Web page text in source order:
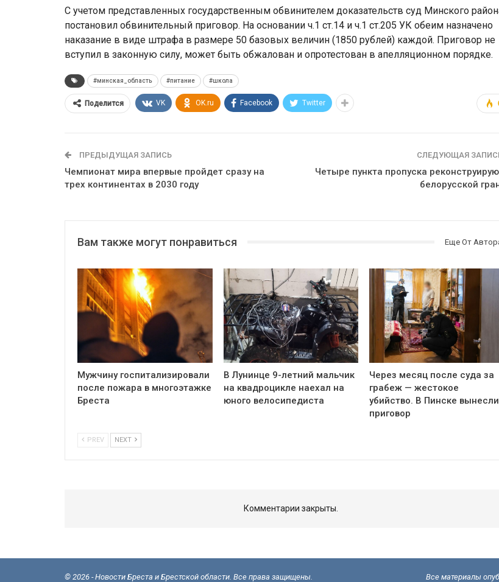
С учетом представленных государственным обвинителем доказательств суд Минского
постановил обвинительный приговор. На основании ч.1 ст.14 и ч.1 ст.205 УК обеим назначено
наказание в виде штрафа в размере 50 базовых величин (1850 рублей) каждой. Приговор не
вступил в законную силу, может быть обжалован и опротестован в апелляционном порядке.
#минская_область #питание #школа
Поделится VK OK.ru Facebook Twitter
ПРЕДЫДУЩАЯ ЗАПИСЬ
Чемпионат мира впервые пройдет сразу на
трех континентах в 2030 году
СЛЕДУЮЩАЯ
Четыре пункта пропуска
белорусской
Вам также могут понравиться Еще От
Мужчину госпитализировали
после пожара в многоэтажке
Бреста
В Лунинце 9-летний мальчик
на квадроцикле наехал на
юного велосипедиста
Через месяц после суда за
грабеж — жестокое
убийство. В Пинске вынесли
приговор
PREV NEXT
Комментарии закрыты.
© 2026 - Новости Бреста и Брестской области. Все права защищены. Все материалы